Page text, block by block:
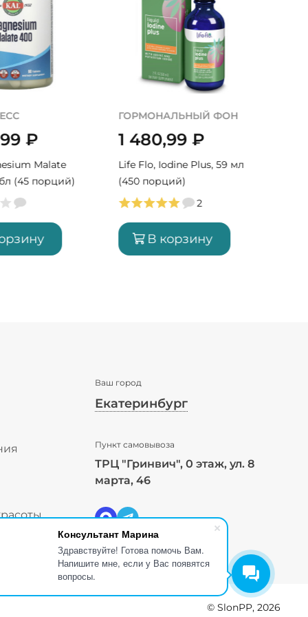
Консультант Марина
Здравствуйте! Готова помочь Вам.
Напишите мне, если у Вас появятся
вопросы.
ФОН
₽
Plus, 59 мл
АНТИСТРЕСС
2 880,99₽
Carlson, Magnesium
Glycinate 200 мг, 90 табл
(90 порций)
В корзину
Ваш город
Екатеринбург
Екатеринбург ваш город?
Да Выбрать другой город
Пункт самовывоза
ТРЦ "Гринвич", 0 этаж, ул. 8
марта, 46
© SlonPP, 2026